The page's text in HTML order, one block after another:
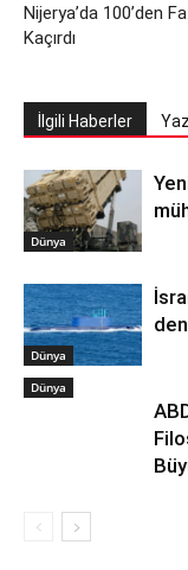
Nijerya’da 100’den
Kaçırdı
İlgili Haberler
Dünya
Dünya
Dünya